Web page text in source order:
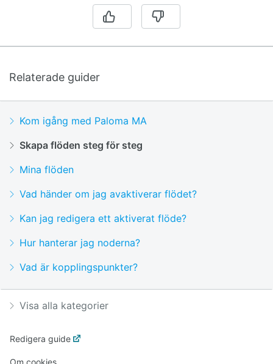
Relaterade guider
Kom igång med Paloma MA
Skapa flöden steg för steg
Mina flöden
Vad händer om jag avaktiverar flödet?
Kan jag redigera ett aktiverat flöde?
Hur hanterar jag noderna?
Vad är kopplingspunkter?
Visa alla kategorier
Redigera guide